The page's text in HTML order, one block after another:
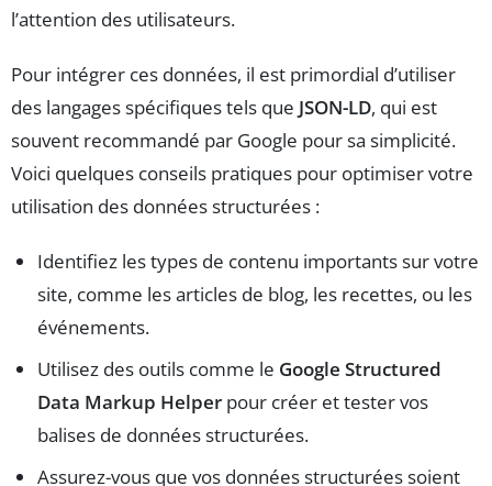
l’attention des utilisateurs.
Pour intégrer ces données, il est primordial d’utiliser
des langages spécifiques tels que JSON-LD, qui est
souvent recommandé par Google pour sa simplicité.
Voici quelques conseils pratiques pour optimiser votre
utilisation des données structurées :
Identifiez les types de contenu importants sur votre
site, comme les articles de blog, les recettes, ou les
événements.
Utilisez des outils comme le Google Structured
Data Markup Helper pour créer et tester vos
balises de données structurées.
Assurez-vous que vos données structurées soient